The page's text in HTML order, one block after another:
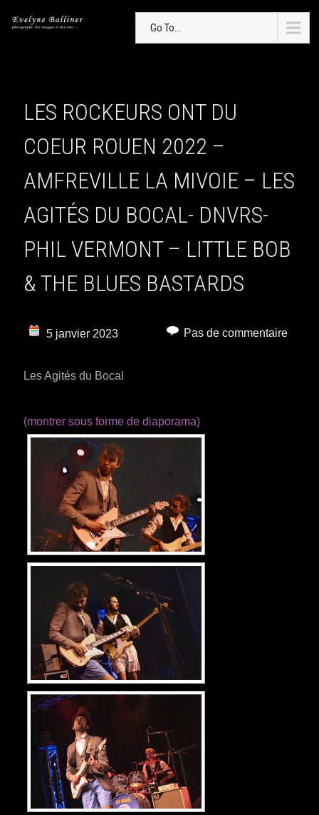
Go To...
LES ROCKEURS ONT DU
COEUR ROUEN 2022 –
AMFREVILLE LA MIVOIE – LES
AGITÉS DU BOCAL- DNVRS-
PHIL VERMONT – LITTLE BOB
& THE BLUES BASTARDS
5 janvier 2023 Pas de commentaire
Les Agités du Bocal
(montrer sous forme de diaporama)